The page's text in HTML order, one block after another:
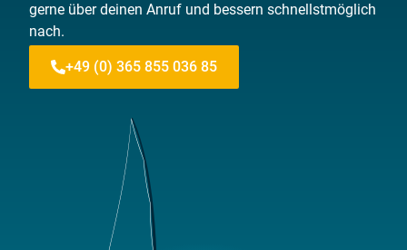
gerne über deinen Anruf und bessern schnellstmöglich
nach.
+49 (0) 365 855 036 85